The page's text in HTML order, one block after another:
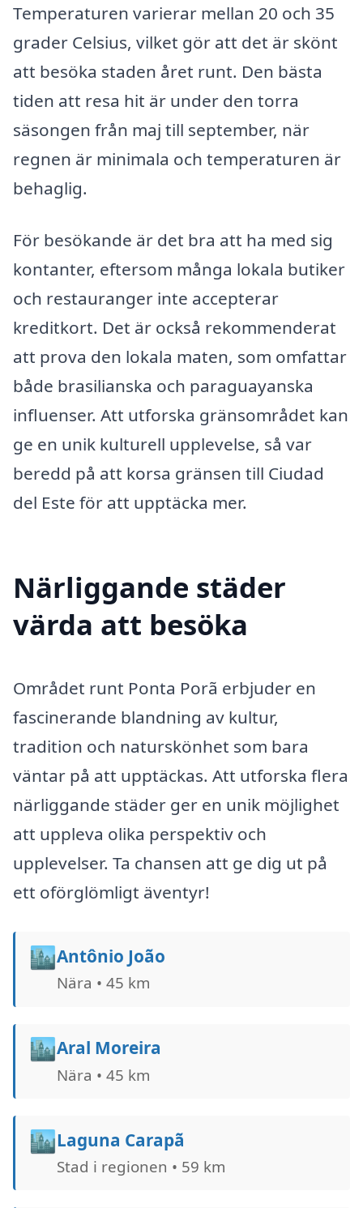
Temperaturen varierar mellan 20 och 35
grader Celsius, vilket gör att det är skönt
att besöka staden året runt. Den bästa
tiden att resa hit är under den torra
säsongen från maj till september, när
regnen är minimala och temperaturen är
behaglig.
För besökande är det bra att ha med sig
kontanter, eftersom många lokala butiker
och restauranger inte accepterar
kreditkort. Det är också rekommenderat
att prova den lokala maten, som omfattar
både brasilianska och paraguayanska
influenser. Att utforska gränsområdet kan
ge en unik kulturell upplevelse, så var
beredd på att korsa gränsen till Ciudad
del Este för att upptäcka mer.
Närliggande städer
värda att besöka
Området runt Ponta Porã erbjuder en
fascinerande blandning av kultur,
tradition och naturskönhet som bara
väntar på att upptäckas. Att utforska flera
närliggande städer ger en unik möjlighet
att uppleva olika perspektiv och
upplevelser. Ta chansen att ge dig ut på
ett oförglömligt äventyr!
🏙️Antônio João
Nära • 45 km
🏙️Aral Moreira
Nära • 45 km
🏙️Laguna Carapã
Stad i regionen • 59 km